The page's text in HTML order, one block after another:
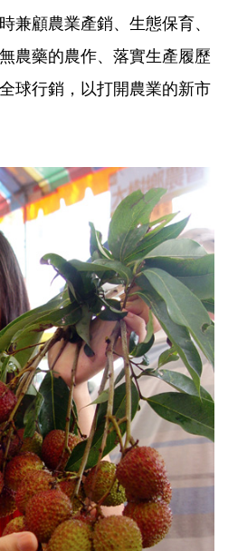
兼顧農業產銷、生態保育、
農藥的農作、落實生產履歷
球行銷，以打開農業的新市